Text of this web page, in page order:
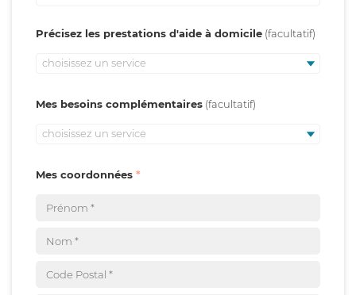
Précisez les prestations d'aide à domicile
choisissez un service
Mes besoins complémentaires
choisissez un service
Mes coordonnées